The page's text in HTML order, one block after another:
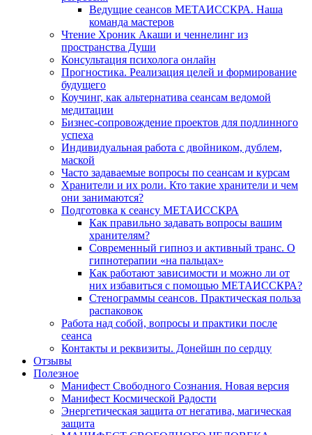
Ведущие сеансов МЕТАИССКРА. Наша
команда мастеров
Чтение Хроник Акаши и ченнелинг из
пространства Души
Консультация психолога онлайн
Прогностика. Реализация целей и формирование
будущего
Коучинг, как альтернатива сеансам ведомой
медитации
Бизнес-сопровождение проектов для подлинного
успеха
Индивидуальная работа с двойником, дублем,
маской
Часто задаваемые вопросы по сеансам и курсам
Хранители и их роли. Кто такие хранители и чем
они занимаются?
Подготовка к сеансу МЕТАИССКРА
Как правильно задавать вопросы вашим
хранителям?
Современный гипноз и активный транс. О
гипнотерапии «на пальцах»
Как работают зависимости и можно ли от
них избавиться с помощью МЕТАИССКРА?
Стенограммы сеансов. Практическая польза
распаковок
Работа над собой, вопросы и практики после
сеанса
Контакты и реквизиты. Донейшн по сердцу
Отзывы
Полезное
Манифест Свободного Сознания. Новая версия
Манифест Космической Радости
Энергетическая защита от негатива, магическая
защита